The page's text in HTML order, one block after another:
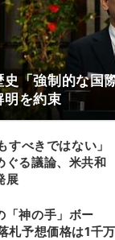
史「強制的な国
明を約束
すべきではない」
ぐる議論、米共和
展
「神の手」ボー
札予想価格は1千万